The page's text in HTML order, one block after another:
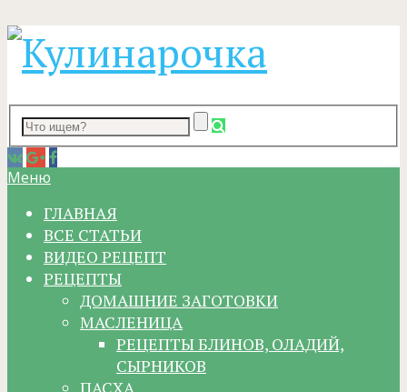
Меню
ГЛАВНАЯ
ВСЕ СТАТЬИ
ВИДЕО РЕЦЕПТ
РЕЦЕПТЫ
ДОМАШНИЕ ЗАГОТОВКИ
МАСЛЕНИЦА
РЕЦЕПТЫ БЛИНОВ, ОЛАДИЙ,
СЫРНИКОВ
ПАСХА